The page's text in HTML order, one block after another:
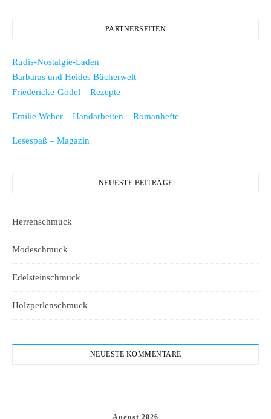
PARTNERSEITEN
Rudis-Nostalgie-Laden
Barbaras und Heides Bücherwelt
Friedericke-Godel – Rezepte
Emilie Weber – Handarbeiten – Romanhefte
Lesespaß – Magazin
NEUESTE BEITRÄGE
Herrenschmuck
Modeschmuck
Edelsteinschmuck
Holzperlenschmuck
NEUESTE KOMMENTARE
August 2026